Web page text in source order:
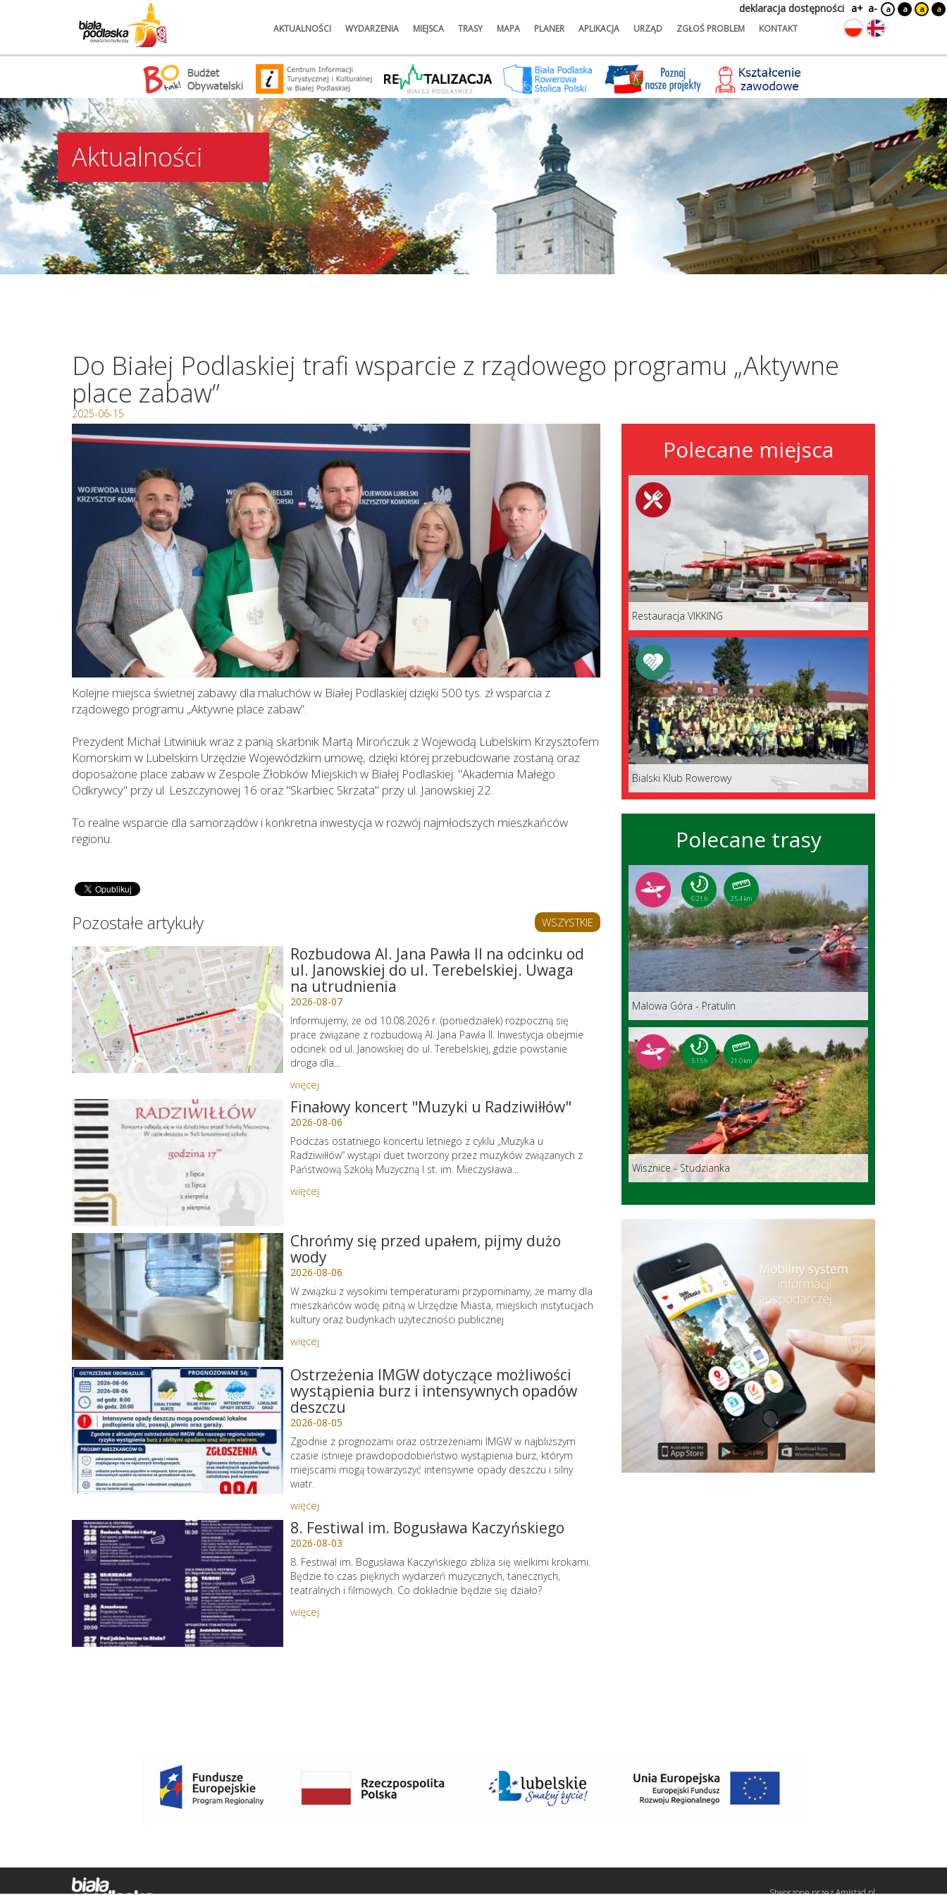
AKTUALNOŚCI WYDARZENIA MIEJSCA TRASY MAPA PLANER APLIKACJA URZĄD ZGŁOŚ PROBLEM KONTAKT
deklaracja dostępności a+ a- a a a a
Aktualności
Do Białej Podlaskiej trafi wsparcie z rządowego programu „Aktywne
place zabaw”
2025-06-15
Kolejne miejsca świetnej zabawy dla maluchów w Białej Podlaskiej dzięki 500 tys. zł wsparcia z
rządowego programu „Aktywne place zabaw”.
Prezydent Michał Litwiniuk wraz z panią skarbnik Martą Mirończuk z Wojewodą Lubelskim Krzysztofem
Komorskim w Lubelskim Urzędzie Wojewódzkim umowę, dzięki której przebudowane zostaną oraz
doposażone place zabaw w Zespole Żłobków Miejskich w Białej Podlaskiej: "Akademia Małego
Odkrywcy" przy ul. Leszczynowej 16 oraz "Skarbiec Skrzata" przy ul. Janowskiej 22.
To realne wsparcie dla samorządów i konkretna inwestycja w rozwój najmłodszych mieszkańców
regionu.
Pozostałe artykuły WSZYSTKIE
Rozbudowa Al. Jana Pawła II na odcinku od
ul. Janowskiej do ul. Terebelskiej. Uwaga
na utrudnienia
2026-08-07
Informujemy, że od 10.08.2026 r. (poniedziałek) rozpoczną się
prace związane z rozbudową Al. Jana Pawła II. Inwestycja obejmie
odcinek od ul. Janowskiej do ul. Terebelskiej, gdzie powstanie
droga dla...
więcej
Finałowy koncert "Muzyki u Radziwiłłów"
2026-08-06
Podczas ostatniego koncertu letniego z cyklu „Muzyka u
Radziwiłłów” wystąpi duet tworzony przez muzyków związanych z
Państwową Szkołą Muzyczną I st. im. Mieczysława...
więcej
Chrońmy się przed upałem, pijmy dużo
wody
2026-08-06
W związku z wysokimi temperaturami przypominamy, że mamy dla
mieszkańców wodę pitną w Urzędzie Miasta, miejskich instytucjach
kultury oraz budynkach użyteczności publicznej
więcej
Ostrzeżenia IMGW dotyczące możliwości
wystąpienia burz i intensywnych opadów
deszczu
2026-08-05
Zgodnie z prognozami oraz ostrzeżeniami IMGW w najbliższym
czasie istnieje prawdopodobieństwo wystąpienia burz, którym
miejscami mogą towarzyszyć intensywne opady deszczu i silny
wiatr.
więcej
8. Festiwal im. Bogusława Kaczyńskiego
2026-08-03
8. Festiwal im. Bogusława Kaczyńskiego zbliża się wielkimi krokami.
Będzie to czas pięknych wydarzeń muzycznych, tanecznych,
teatralnych i filmowych. Co dokładnie będzie się działo?
więcej
Polecane miejsca
Restauracja VIKKING
Bialski Klub Rowerowy
Polecane trasy
6:21 h 25.4 km
Malowa Góra - Pratulin
5:15 h 21.0 km
Wisznice - Studzianka